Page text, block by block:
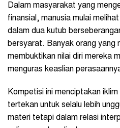
Dalam masyarakat yang
finansial, manusia mulai
dalam dua kutub
bersyarat. Banyak orang yang
membuktikan nilai diri mereka
menguras keaslian
Kompetisi ini menciptakan
tertekan untuk selalu lebih
materi tetapi dalam relasi